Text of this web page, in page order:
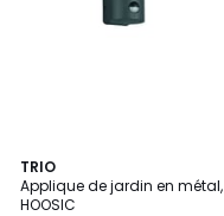
TRIO
Applique de jardin en métal,
HOOSIC